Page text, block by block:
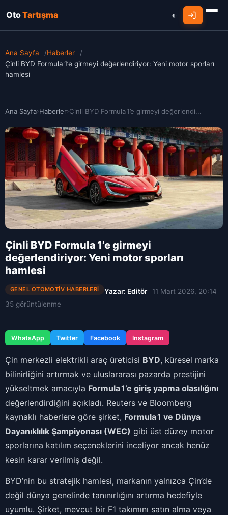
OtoTartışma
Ana Sayfa /Haberler
/
Çinli BYD Formula 1’e girmeyi değerlendiriyor: Yeni motor sporları
hamlesi
Ana Sayfa›Haberler›Çinli BYD Formula 1’e girmeyi değerlendi...
Çinli BYD Formula 1’e girmeyi
değerlendiriyor: Yeni motor sporları
hamlesi
GENEL OTOMOTIV HABERLERI Yazar: Editör
11 Mart 2026, 20:14
35 görüntülenme
WhatsApp Twitter Facebook Instagram
Çin merkezli elektrikli araç üreticisi BYD, küresel marka
bilinirliğini artırmak ve uluslararası pazarda prestijini
yükseltmek amacıyla Formula 1’e giriş yapma olasılığını
değerlendirdiğini açıkladı. Reuters ve Bloomberg
kaynaklı haberlere göre şirket, Formula 1 ve Dünya
Dayanıklılık Şampiyonası (WEC) gibi üst düzey motor
sporlarına katılım seçeneklerini inceliyor ancak henüz
kesin karar verilmiş değil.
BYD’nin bu stratejik hamlesi, markanın yalnızca Çin’de
değil dünya genelinde tanınırlığını artırma hedefiyle
uyumlu. Şirket, mevcut bir F1 takımını satın alma veya